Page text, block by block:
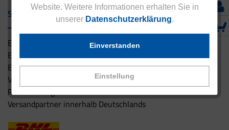
Website. Weitere Informationen erhalten Sie in
unserer Datenschutzerklärung.
Einstellung
Einverstanden
Service & Versand
Eucell Gesundheitsservice
Eucell Ernährungscoach
Eucell Fitness Coach
Versandbedingungen
Rücksendung
Versandpartner innerhalb Deutschlands